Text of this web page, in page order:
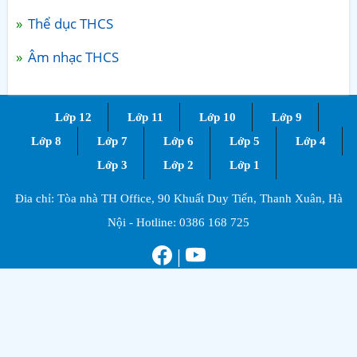
Thể dục THCS
Âm nhạc THCS
Lớp 12 Lớp 11 Lớp 10
Lớp 9
Lớp 8
Lớp 7 Lớp 6 Lớp 5
Lớp 4
Lớp 3
Lớp 2 Lớp 1
Đia chỉ: Tòa nhà TH Office, 90 Khuất Duy Tiến, Thanh Xuân, Hà
Nội - Hotline: 0386 168 725
|